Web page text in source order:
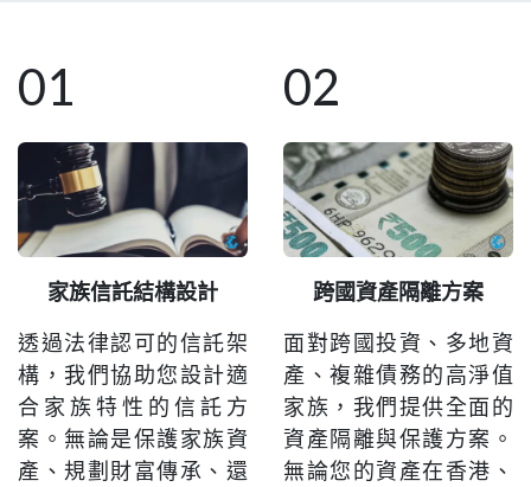
01
家族信託結構設計
透過法律認可的信託架
構，我們協助您設計適
合家族特性的信託方
案。無論是保護家族資
產、規劃財富傳承、還
02
跨國資產隔離方案
面對跨國投資、多地資
產、複雜債務的高淨值
家族，我們提供全面的
資產隔離與保護方案。
無論您的資產在香港、